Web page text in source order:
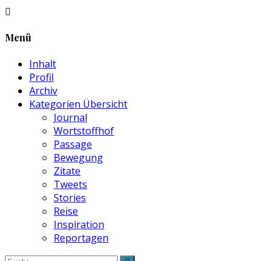
Menü
Inhalt
Profil
Archiv
Kategorien Übersicht
Journal
Wortstoffhof
Passage
Bewegung
Zitate
Tweets
Stories
Reise
Inspiration
Reportagen